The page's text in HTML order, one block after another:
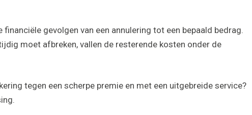
gevolgen van een annulering tot een bepaald bedrag.
moet afbreken, vallen de resterende kosten onder de
tegen een scherpe premie en met een uitgebreide service?